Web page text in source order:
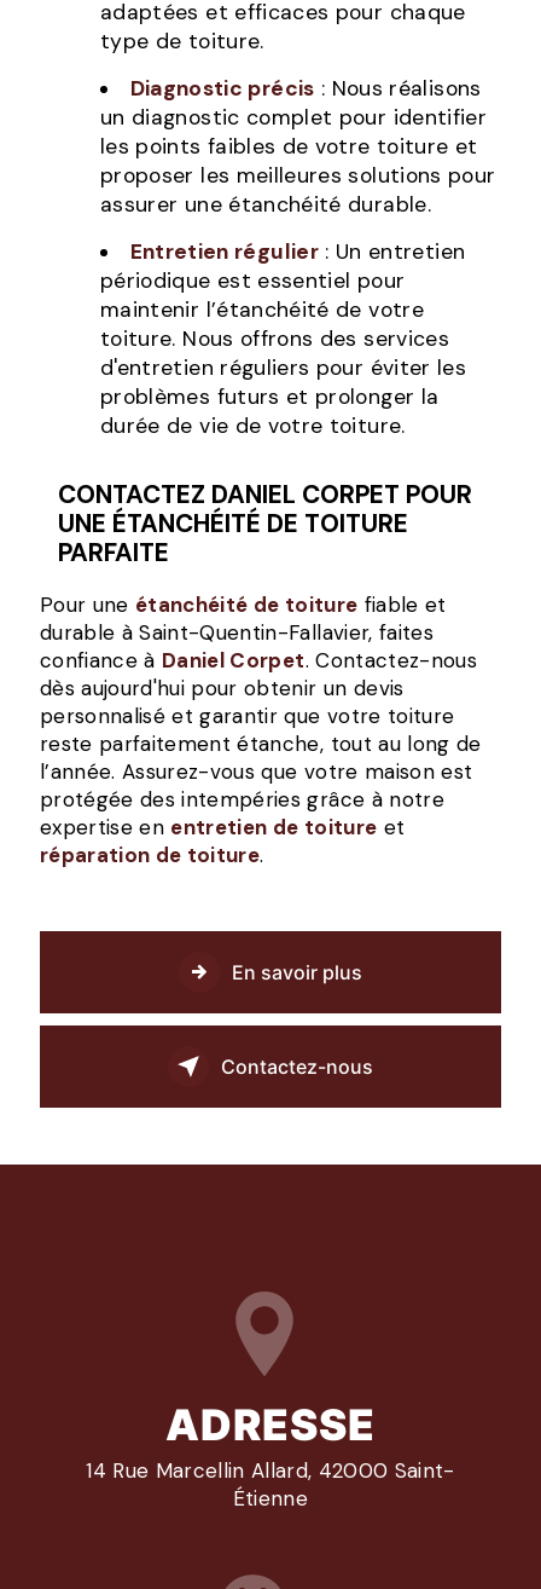
adaptées et efficaces pour chaque
type de toiture.
Diagnostic précis : Nous réalisons
un diagnostic complet pour identifier
les points faibles de votre toiture et
proposer les meilleures solutions pour
assurer une étanchéité durable.
Entretien régulier: Un entretien
périodique est essentiel pour
maintenir l’étanchéité de votre
toiture. Nous offrons des services
d'entretien réguliers pour éviter les
problèmes futurs et prolonger la
durée de vie de votre toiture.
CONTACTEZ DANIEL CORPET POUR
UNE ÉTANCHÉITÉ DE TOITURE
PARFAITE
Pour une étanchéité de toiture fiable et
durable à Saint-Quentin-Fallavier, faites
confiance à Daniel Corpet. Contactez-nous
dès aujourd'hui pour obtenir un devis
personnalisé et garantir que votre toiture
reste parfaitement étanche, tout au long de
l’année. Assurez-vous que votre maison est
protégée des intempéries grâce à notre
expertise en entretien de toiture et
réparation de toiture.
En savoir plus
Contactez-nous
ADRESSE
14 Rue Marcellin Allard, 42000 Saint-
Étienne